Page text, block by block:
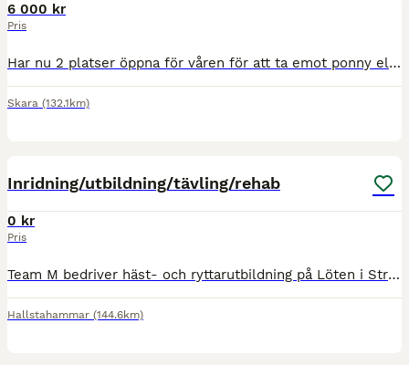
6 000 kr
Pris
Har nu 2 platser öppna för våren för att ta emot ponny eller liten storhäst (upp till ca 160) för utbildning. EJ inridning! Kan ta B-D ponny. Då jag endast väger 53kg och är 162cm. Kortare och läng
Skara (132.1km)
Inridning/utbildning/tävling/rehab
0 kr
Pris
Team M bedriver häst- och ryttarutbildning på Löten i Strömsholm. Vi tar emot hästar för inridning, vidareutbildning, träning, tävling, försäljning och rehabilitering. Vi bygger ett koncept för din hä
Hallstahammar (144.6km)